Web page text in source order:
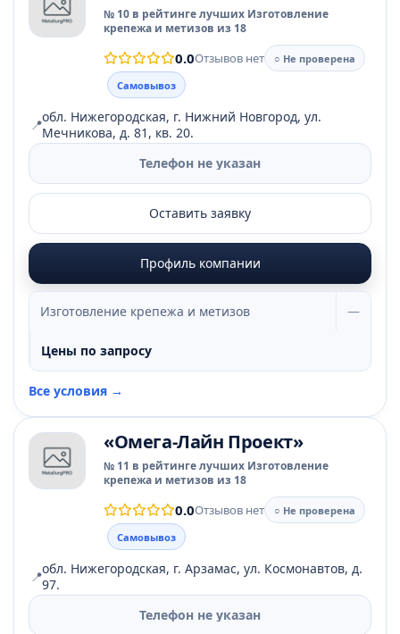
№ 10 в рейтинге лучших Изготовление
крепежа и метизов из 18
0.0Отзывов нет
○ Не проверена
Самовывоз
📍обл. Нижегородская, г. Нижний Новгород, ул.
Мечникова, д. 81, кв. 20.
Телефон не указан
Оставить заявку
Профиль компании
Изготовление крепежа и метизов —
Цены по запросу
Все условия →
«Омега-Лайн Проект»
№ 11 в рейтинге лучших Изготовление
крепежа и метизов из 18
0.0Отзывов нет
○ Не проверена
Самовывоз
📍обл. Нижегородская, г. Арзамас, ул. Космонавтов, д.
97.
Телефон не указан